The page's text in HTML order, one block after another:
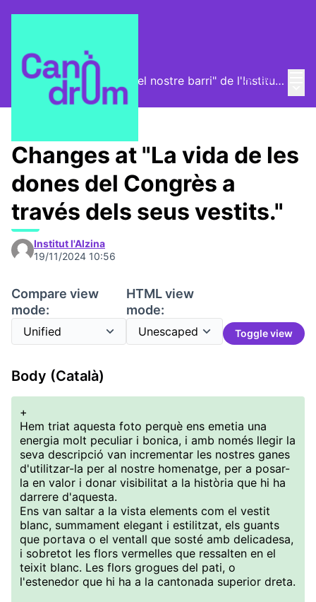
Log inExposició "La història del nostre barri" de l'Institut l'Alzina
Proposals
Changes at "La vida de les
dones del Congrès a
través dels seus vestits."
Institut l'Alzina
19/11/2024 10:56
Compare view
mode:
HTML view
mode:
Toggle view
Body (Català)
+
Hem triat aquesta foto perquè ens emetia una
energia molt peculiar i bonica, i amb només llegir la
seva descripció van incrementar les nostres ganes
d'utilitzar-la per al nostre homenatge, per a posar-
la en valor i donar visibilitat a la història que hi ha
darrere d'aquesta.
Ens van saltar a la vista elements com el vestit
blanc, summament elegant i estilitzat, els guants
que portava o el ventall que sosté amb delicadesa,
i sobretot les flors vermelles que ressalten en el
teixit blanc. Les flors grogues del pati, o
l'estenedor que hi ha a la cantonada superior dreta.